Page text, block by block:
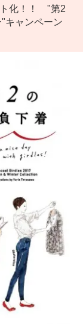
ト化！！ "第2
キャンペーン